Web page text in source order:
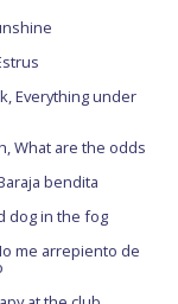
Everything under
What are the odds
bendita
dog in the fog
me arrepiento de